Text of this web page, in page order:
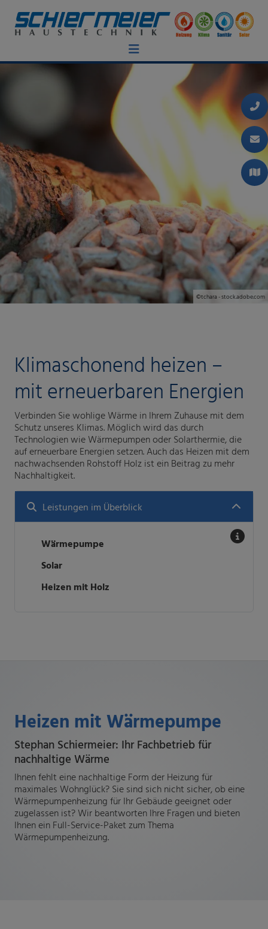
©tchara - stock.adobe.com
Klimaschonend heizen –
mit erneuerbaren Energien
Verbinden Sie wohligeWärme in Ihrem Zuhause mit dem
Schutz unseres Klimas. Möglich wird das durch
Technologien wie Wärmepumpen oder Solarthermie, die
auf erneuerbare Energien setzen. Auch das Heizen mit dem
nachwachsenden Rohstoff Holz ist ein Beitrag zu mehr
Nachhaltigkeit.
Leistungen im Überblick
Wärmepumpe
Solar
Heizen mit Holz
Heizen mit Wärmepumpe
Stephan Schiermeier: Ihr Fachbetrieb für
nachhaltige Wärme
Ihnen fehlt eine nachhaltige Form der Heizung für
maximales Wohnglück? Sie sind sich nicht sicher, ob eine
Wärmepumpenheizung für Ihr Gebäude geeignet oder
zugelassen ist? Wir beantworten Ihre Fragen und bieten
Ihnen ein Full-Service-Paket zum Thema
Wärmepumpenheizung.
schließen
schließen